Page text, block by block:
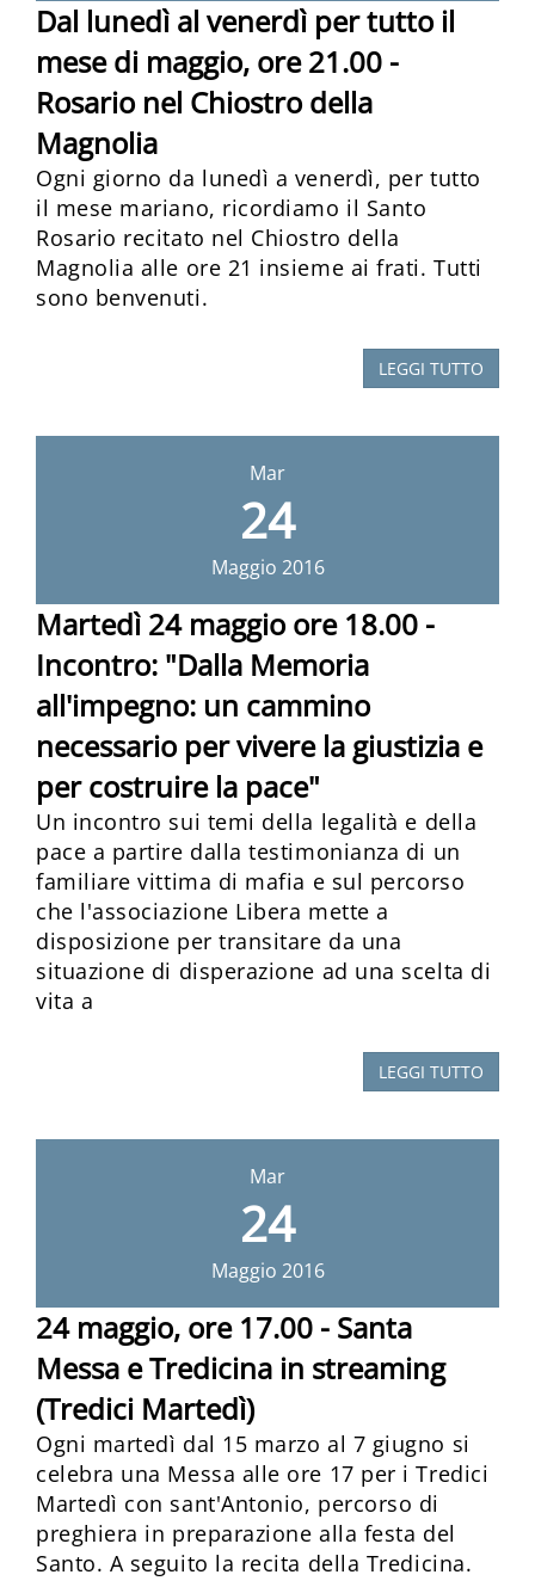
Dal lunedì al venerdì per tutto il
mese di maggio, ore 21.00 -
Rosario nel Chiostro della
Magnolia
Ogni giorno da lunedì a venerdì, per tutto
il mese mariano, ricordiamo il Santo
Rosario recitato nel Chiostro della
Magnolia alle ore 21 insieme ai frati. Tutti
sono benvenuti.
LEGGI TUTTO
Mar
24
Maggio 2016
Martedì 24 maggio ore 18.00 -
Incontro: "Dalla Memoria
all'impegno: un cammino
necessario per vivere la giustizia e
per costruire la pace"
Un incontro sui temi della legalità e della
pace a partire dalla testimonianza di un
familiare vittima di mafia e sul percorso
che l'associazione Libera mette a
disposizione per transitare da una
situazione di disperazione ad una scelta di
vita a
LEGGI TUTTO
Mar
24
Maggio 2016
24 maggio, ore 17.00 - Santa
Messa e Tredicina in streaming
(Tredici Martedì)
Ogni martedì dal 15 marzo al 7 giugno si
celebra una Messa alle ore 17 per i Tredici
Martedì con sant'Antonio, percorso di
preghiera in preparazione alla festa del
Santo. A seguito la recita della Tredicina.